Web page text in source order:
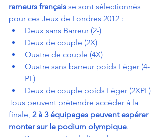
rameurs français se sont sélectionnés
pour ces Jeux de Londres 2012 :
Deux sans Barreur (2-)
Deux de couple (2X)
Quatre de couple (4X)
Quatre sans barreur poids Léger (4-
PL)
Deux de couple poids Léger (2XPL)
Tous peuvent prétendre accéder à la
finale, 2 à 3 équipages peuvent espérer
monter sur le podium olympique.